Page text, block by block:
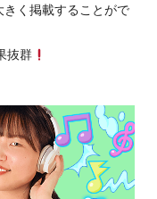
く掲載することがで
抜群